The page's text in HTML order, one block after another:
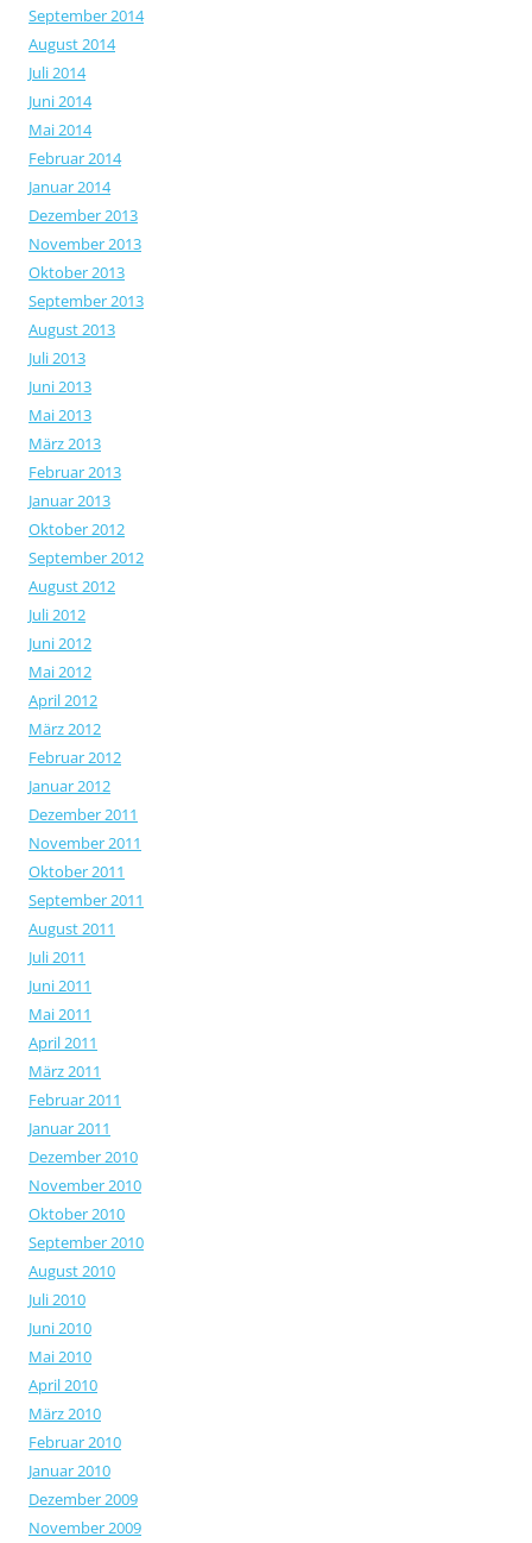
September 2014
August 2014
Juli 2014
Juni 2014
Mai 2014
Februar 2014
Januar 2014
Dezember 2013
November 2013
Oktober 2013
September 2013
August 2013
Juli 2013
Juni 2013
Mai 2013
März 2013
Februar 2013
Januar 2013
Oktober 2012
September 2012
August 2012
Juli 2012
Juni 2012
Mai 2012
April 2012
März 2012
Februar 2012
Januar 2012
Dezember 2011
November 2011
Oktober 2011
September 2011
August 2011
Juli 2011
Juni 2011
Mai 2011
April 2011
März 2011
Februar 2011
Januar 2011
Dezember 2010
November 2010
Oktober 2010
September 2010
August 2010
Juli 2010
Juni 2010
Mai 2010
April 2010
März 2010
Februar 2010
Januar 2010
Dezember 2009
November 2009